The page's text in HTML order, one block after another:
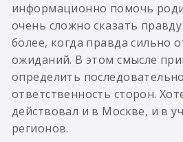
информационно помочь
очень сложно сказать
более, когда правда сильно
ожиданий. В этом смысле
определить
ответственность сторон.
действовал и в Москве, и в
регионов.